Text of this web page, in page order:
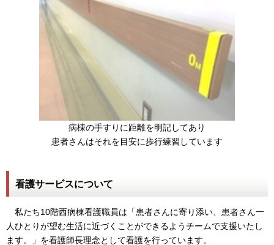
病棟の手すりに距離を明記してあり
患者さんはそれを目安に歩行練習しています
看護サービスについて
私たち10階西病棟看護職員は「患者さんに寄り添い、患者さん一
人ひとりが望む生活に近づくことができるようチームで支援いたし
ます。」を看護師長理念として看護を行っています。